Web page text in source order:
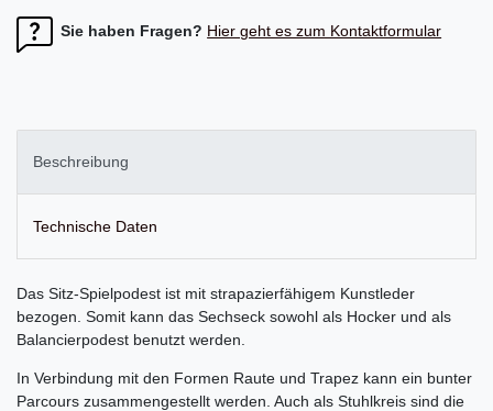
Sie haben Fragen? Hier geht es zum Kontaktformular
Beschreibung
Technische Daten
Das Sitz-Spielpodest ist mit strapazierfähigem Kunstleder
bezogen. Somit kann das Sechseck sowohl als Hocker und als
Balancierpodest benutzt werden.
In Verbindung mit den Formen Raute und Trapez kann ein bunter
Parcours zusammengestellt werden. Auch als Stuhlkreis sind die